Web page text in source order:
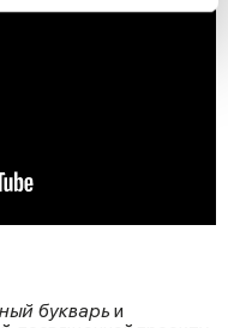
from your use
букварь и